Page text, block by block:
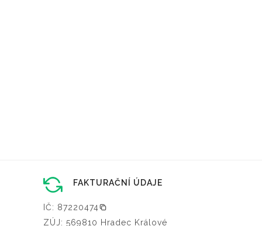
FAKTURAČNÍ ÚDAJE
IČ: 87220474
ZÚJ: 569810 Hradec Králové